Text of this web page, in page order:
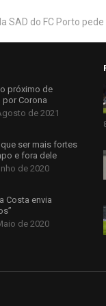
SAD do FC Porto
próximo de
por Corona
de 2021
ser mais fortes
e fora dele
de 2020
Costa envia
de 2020